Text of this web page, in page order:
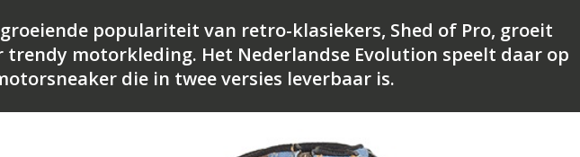
populariteit van retro-klasiekers, Shed of Pro, groeit
trendy motorkleding. Het Nederlandse Evolution speelt daar op
die in twee versies leverbaar is.